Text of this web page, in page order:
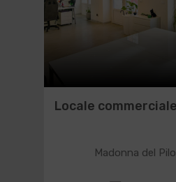
Locale commerciale
Madonna del